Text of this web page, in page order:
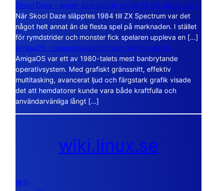
Skool Daze – spelet som gjorde skolan till ett öppet kaos
När Skool Daze släpptes 1984 till ZX Spectrum var det
något helt annat än de flesta spel på marknaden. I stället
för rymdstrider och monster fick spelaren uppleva en […]
AmigaOS – operativsystemet som var före sin tid
AmigaOS var ett av 1980-talets mest banbrytande
operativsystem. Med grafiskt gränssnitt, effektiv
multitasking, avancerat ljud och färgstark grafik visade
det att hemdatorer kunde vara både kraftfulla och
användarvänliga långt […]
wiki.linux.se
nl(1)